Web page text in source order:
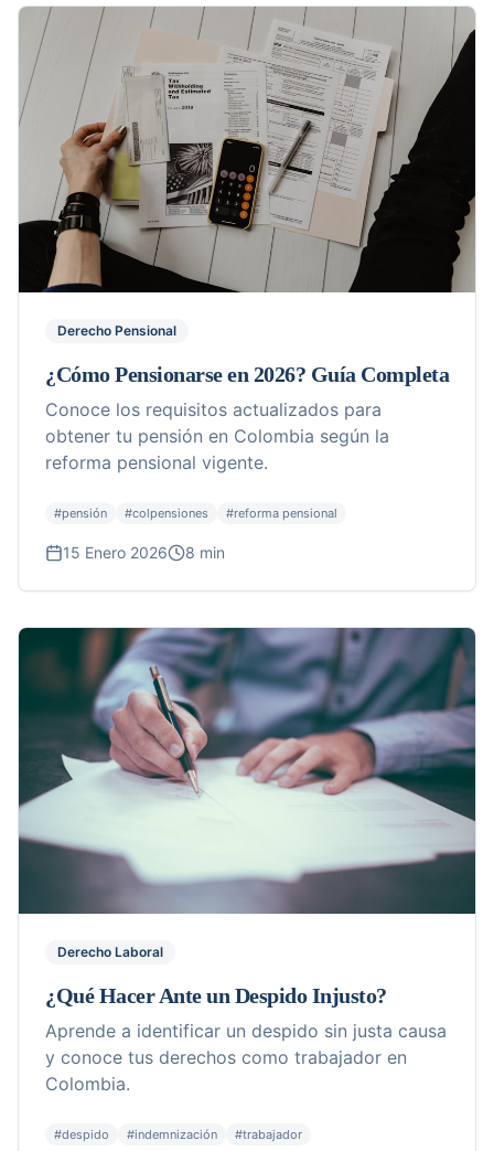
Derecho Pensional
¿Cómo Pensionarse en 2026? Guía Completa
Conoce los requisitos actualizados para
obtener tu pensión en Colombia según la
reforma pensional vigente.
#pensión #colpensiones #reforma pensional
15 Enero 2026 8 min
Derecho Laboral
¿Qué Hacer Ante un Despido Injusto?
Aprende a identificar un despido sin justa causa
y conoce tus derechos como trabajador en
Colombia.
#despido #indemnización #trabajador